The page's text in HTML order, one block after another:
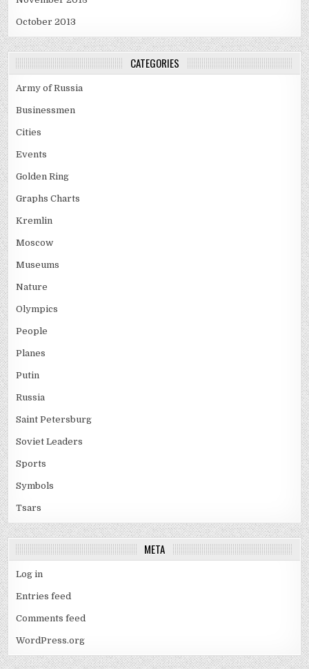
October 2013
CATEGORIES
Army of Russia
Businessmen
Cities
Events
Golden Ring
Graphs Charts
Kremlin
Moscow
Museums
Nature
Olympics
People
Planes
Putin
Russia
Saint Petersburg
Soviet Leaders
Sports
Symbols
Tsars
META
Log in
Entries feed
Comments feed
WordPress.org